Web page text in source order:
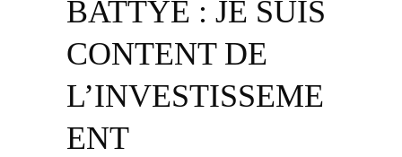
BATTYE : JE SUIS
CONTENT DE
L’INVESTISSEME
ENT